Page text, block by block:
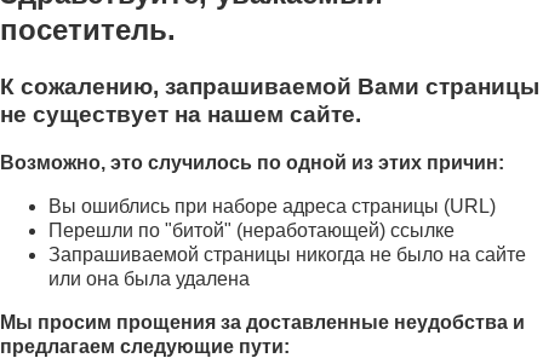
посетитель.
К сожалению, запрашиваемой Вами страницы
не существует на нашем сайте.
Возможно, это случилось по одной из этих причин:
Вы ошиблись при наборе адреса страницы (URL)
Перешли по "битой" (неработающей) ссылке
Запрашиваемой страницы никогда не было на сайте
или она была удалена
Мы просим прощения за доставленные неудобства и
предлагаем следующие пути: